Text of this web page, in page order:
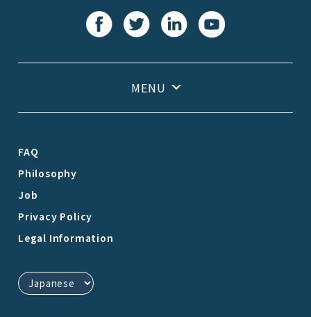
FAQ
Philosophy
Job
Privacy Policy
Legal Information